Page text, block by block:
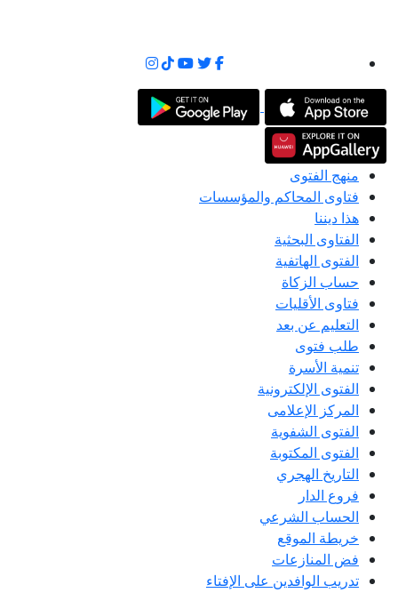
منهج الفتوى
فتاوى المحاكم والمؤسسات
هذا ديننا
الفتاوى البحثية
الفتوى الهاتفية
حساب الزكاة
فتاوى الأقليات
التعليم عن بعد
طلب فتوى
تنمية الأسرة
الفتوى الإلكترونية
المركز الإعلامى
الفتوى الشفوية
الفتوى المكتوبة
التاريخ الهجري
فروع الدار
الحساب الشرعي
خريطة الموقع
فض المنازعات
تدريب الوافدين على الإفتاء